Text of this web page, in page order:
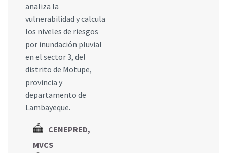
analiza la
vulnerabilidad y calcula
los niveles de riesgos
por inundación pluvial
en el sector 3, del
distrito de Motupe,
provincia y
departamento de
Lambayeque.
CENEPRED,
MVCS